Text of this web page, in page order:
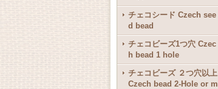
チェコシード Czech see
d bead
チェコビーズ1つ穴 Czec
h bead 1 hole
チェコビーズ ２つ穴以上
Czech bead 2-Hole or m